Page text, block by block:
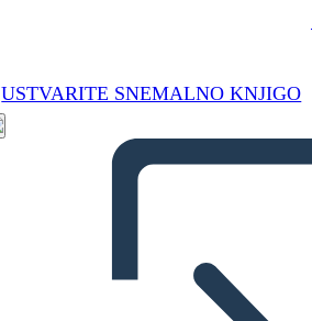
USTVARITE SNEMALNO KNJIGO